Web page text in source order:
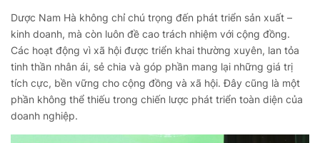
Dược Nam Hà không chỉ chú trọng đến phát triển sản xuất –
kinh doanh, mà còn luôn đề cao trách nhiệm với cộng đồng.
Các hoạt động vì xã hội được triển khai thường xuyên, lan tỏa
tinh thần nhân ái, sẻ chia và góp phần mang lại những giá trị
tích cực, bền vững cho cộng đồng và xã hội. Đây cũng là một
phần không thể thiếu trong chiến lược phát triển toàn diện của
doanh nghiệp.